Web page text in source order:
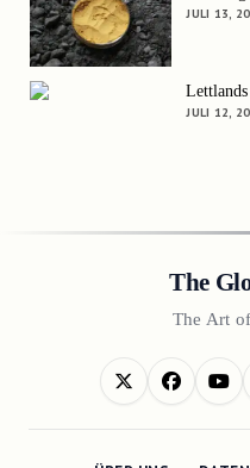
JULI 13,
JULI 12,
The
The Art